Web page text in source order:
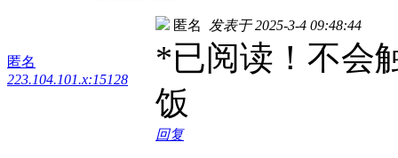
匿名
223.104.101.x:15128
匿名 发表于 2025-3-4 09:48:44
*已阅读！不会
饭
回复